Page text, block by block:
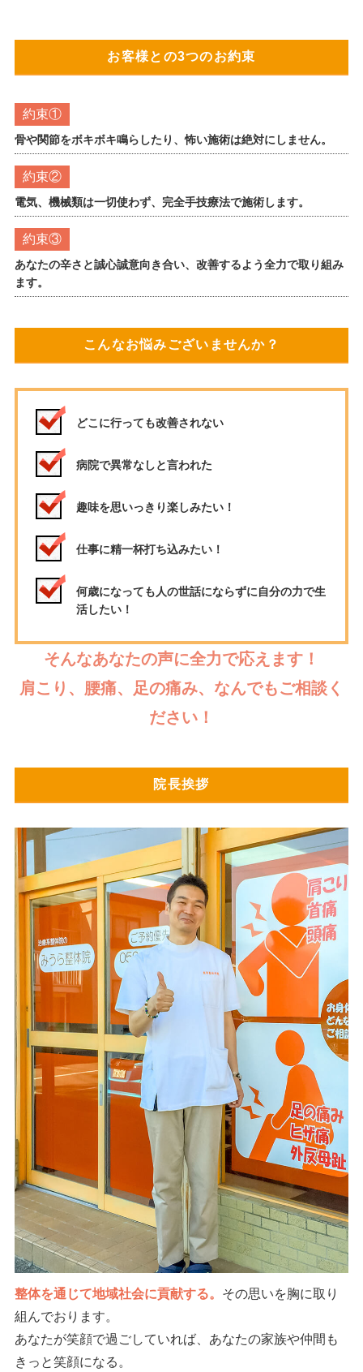
お客様との3つのお約束
約束①
骨や関節をボキボキ鳴らしたり、怖い施術は絶対にしません。
約束②
電気、機械類は一切使わず、完全手技療法で施術します。
約束③
あなたの辛さと誠心誠意向き合い、改善するよう全力で取り組み
ます。
こんなお悩みございませんか？
どこに行っても改善されない
病院で異常なしと言われた
趣味を思いっきり楽しみたい！
仕事に精一杯打ち込みたい！
何歳になっても人の世話にならずに自分の力で生
活したい！
そんなあなたの声に全力で応えます！
肩こり、腰痛、足の痛み、なんでもご相談く
ださい！
院長挨拶
整体を通じて地域社会に貢献する。 その思いを胸に取り
組んでおります。
あなたが笑顔で過ごしていれば、あなたの家族や仲間も
きっと笑顔になる。